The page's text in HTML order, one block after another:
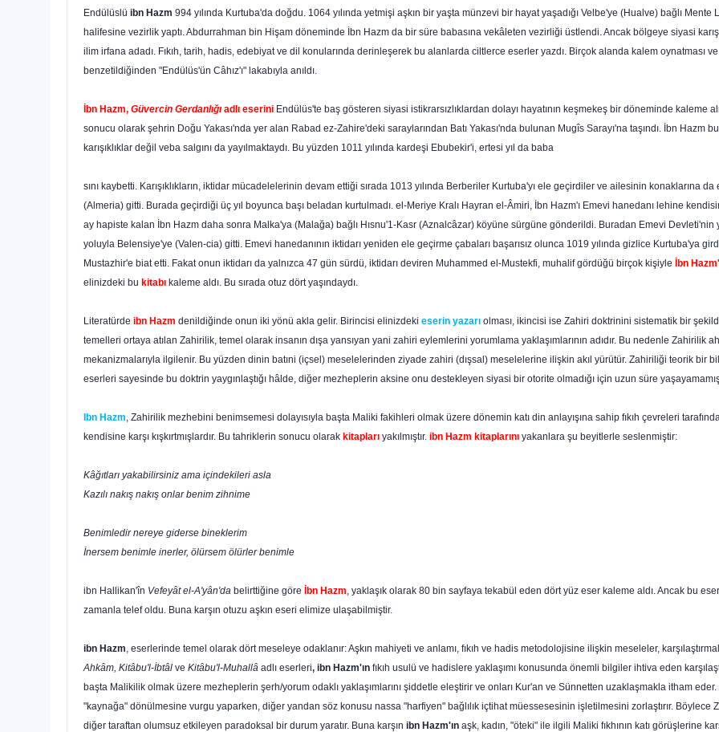
Endülüslü ibn Hazm 994 yılında Kurtuba'da doğdu. 1064 yılında yetmişi aşkın bir yaşta münzevi bir hayat yaşadığı Velbe'ye (Hualve) bağlı
halifesine vezirlik yaptı. Abdurrahman bin Hişam döneminde İbn Hazm da bir süre babasına vekâleten vezirliği üstlendi. Ancak bölgeye siyasi
ilim irfana adadı. Fıkıh, tarih, hadis, edebiyat ve dil konularında derinleşerek bu alanlarda ciltlerce eserler yaz­dı. Birçok alanda kalem oynatması
benzetildiğinden "Endü­lüs'ün Câhız'ı" lakabıyla anıldı.
İbn Hazm, Güvercin Gerdanlığı adlı eserini Endülüs'te baş gösteren siyasi istikrarsızlıklardan dolayı hayatının keşmekeş bir döneminde kaleme
sonucu olarak şeh­rin Doğu Yakası'nda yer alan Rabad ez-Zahire'deki saray­larından Batı Yakası'nda bulunan Mugîs Sarayı'na taşındı. İbn Hazm
karışıklıklar değil veba salgını da yayılmaktaydı. Bu yüzden 1011 yılında kardeşi Ebubekir'i, ertesi yıl da baba
sını kaybetti. Karışıklıkların, iktidar mücadelelerinin devam ettiği sırada 1013 yılında Berberiler Kurtuba'yı ele geçirdiler ve ailesinin konaklarına
(Almeria) gitti. Burada geçirdiği üç yıl boyunca başı beladan kurtulmadı. el-Meriye Kralı Hay­ran el-Âmiri, İbn Hazm'ı Emevi hanedanı lehine
ay hapiste kalan İbn Hazm daha sonra Malka'ya (Malağa) bağlı Hısnu'1-Kasr (Aznalcâzar) köyüne sürgüne gönderildi. Buradan Emevi
yoluyla Belensiye'ye (Valen-cia) gitti. Emevi hanedanının iktidarı yeniden ele geçirme ça­baları başarısız olunca 1019 yılında gizlice Kurtuba'ya
Mustazhir'e biat etti. Fakat onun iktidarı da yalnızca 47 gün sürdü, iktidarı deviren Muhammed el-Mustekfi, muhalif gördüğü birçok kişiyle
İbn
elinizdeki bu kitabı kale­me aldı. Bu sırada otuz dört yaşındaydı.
Literatürde ibn Hazm denildiğinde onun iki yönü akla ge­lir. Birincisi elinizdeki eserin yazarı olması, ikincisi ise Zahi­ri doktrinini sistematik bir
temelleri ortaya atılan Zahirilik, temel olarak insanın dışa yansıyan yani zahiri ey­lemlerini yorumlama yaklaşımlarının adıdır. Bu nedenle Za­hirilik
mekanizmalarıyla ilgilenir. Bu yüzden dinin batıni (iç­sel) meselelerinden ziyade zahiri (dışsal) meselelerine ilişkin akıl yürütür. Zahiriliği teorik bir
eserleri sayesinde bu doktrin yaygınlaştığı hâlde, diğer mezheplerin aksine onu destekleyen siyasi bir otorite olmadığı için uzun süre
Ibn Hazm, Zahirilik mezhebini benimsemesi dolayısıyla başta Maliki fakihleri olmak üzere dönemin katı din anla­yışına sahip fıkıh çevreleri
kendisine karşı kışkırtmış­lardır. Bu tahriklerin sonucu olarak kitapları yakılmıştır. ibn Hazm kitaplarını yakanlara şu beyitlerle seslenmiştir:
Kâğıtları yakabilirsiniz ama içindekileri asla
Kazılı nakış nakış onlar benim zihnime
Benimledir nereye giderse bineklerim
İnersem benimle inerler, ölürsem ölürler benimle
ibn Hallikan'în Vefeyât el-A'yân'da belirttiğine göre İbn Hazm, yaklaşık olarak 80 bin sayfaya tekabül eden dört yüz eser kaleme aldı. Ancak bu
zamanla telef oldu. Buna karşın otuzu aşkın eseri elimize ulaşabilmiştir.
ibn Hazm, eserlerinde temel olarak dört meseleye odak­lanır: Aşkın mahiyeti ve anlamı, fıkıh ve hadis metodoloji­sine ilişkin meseleler,
Ahkâm, Kitâbu'l-İbtâl ve Kitâbu'l-Muhallâ adlı eserleri, ibn Hazm'ın fıkıh usulü ve hadislere yaklaşımı konusunda önemli bilgiler ihtiva eden
başta Malikilik olmak üzere mezheplerin şerh/yorum odaklı yaklaşımlarını şiddetle eleştirir ve onları Kur'an ve Sünnetten uzaklaşmakla it­ham
"kaynağa" dönülmesine vurgu yaparken, diğer yandan söz konusu nassa "harfiyen" bağlılık içtihat müessesesinin işletilmesini zorlaştırır. Böylece
diğer taraftan olumsuz etkileyen paradoksal bir durum ya­ratır. Buna karşın ibn Hazm'ın aşk, kadın, "öteki" ile ilgili Maliki fıkhının katı görüşlerine